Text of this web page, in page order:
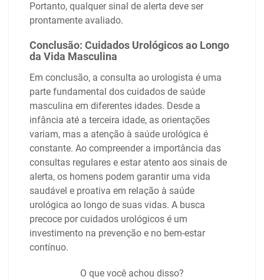
Portanto, qualquer sinal de alerta deve ser
prontamente avaliado.
Conclusão: Cuidados Urológicos ao Longo
da Vida Masculina
Em conclusão, a consulta ao urologista é uma
parte fundamental dos cuidados de saúde
masculina em diferentes idades. Desde a
infância até a terceira idade, as orientações
variam, mas a atenção à saúde urológica é
constante. Ao compreender a importância das
consultas regulares e estar atento aos sinais de
alerta, os homens podem garantir uma vida
saudável e proativa em relação à saúde
urológica ao longo de suas vidas. A busca
precoce por cuidados urológicos é um
investimento na prevenção e no bem-estar
contínuo.
O que você achou disso?